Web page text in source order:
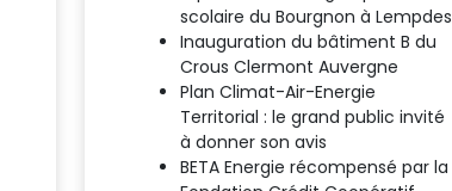
scolaire du Bourgnon à Lempdes
Inauguration du bâtiment B du
Crous Clermont Auvergne
Plan Climat-Air-Energie
Territorial : le grand public invité
à donner son avis
BETA Energie récompensé par la